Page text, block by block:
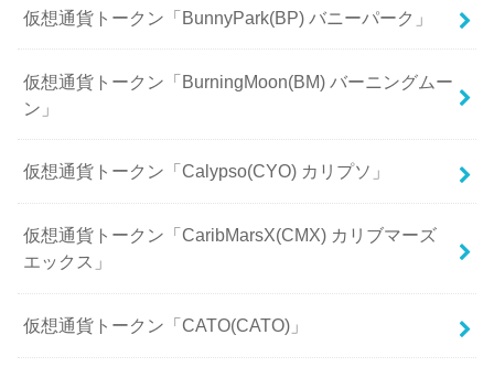
仮想通貨トークン「BunnyPark(BP) バニーパーク」
仮想通貨トークン「BurningMoon(BM) バーニングムー
ン」
仮想通貨トークン「Calypso(CYO) カリプソ」
仮想通貨トークン「CaribMarsX(CMX) カリブマーズ
エックス」
仮想通貨トークン「CATO(CATO)」